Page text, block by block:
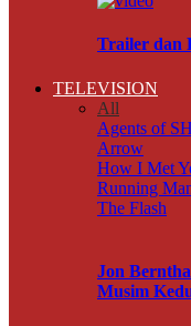
Trailer dan
TELEVISION
All
Agents of
Arrow
How I Met
Running
The Flash
Jon
Musim